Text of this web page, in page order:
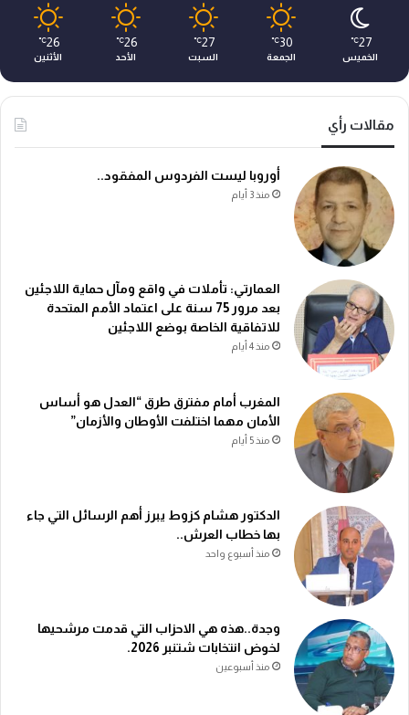
27
℃
الخميس
30
℃
الجمعة
27
℃
السبت
26
℃
الأحد
26
℃
الأثنين
مقالات رأي
أوروبا ليست الفردوس المفقود..
منذ 3 أيام
العمارتي: تأملات في واقع ومآل حماية اللاجئين
بعد مرور 75 سنة على اعتماد الأمم المتحدة
للاتفاقية الخاصة بوضع اللاجئين
منذ 4 أيام
المغرب أمام مفترق طرق “العدل هو أساس
الأمان مهما اختلفت الأوطان والأزمان”
منذ 5 أيام
الدكتور هشام كزوط يبرز أهم الرسائل التي جاء
بها خطاب العرش..
منذ أسبوع واحد
وجدة..هذه هي الاحزاب التي قدمت مرشحيها
لخوض انتخابات شتنبر 2026.
منذ أسبوعين